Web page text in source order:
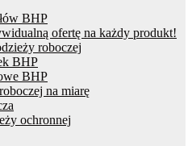
BHP
ofertę na każdy produkt!
roboczej
BHP
BHP
na miarę
ochronnej